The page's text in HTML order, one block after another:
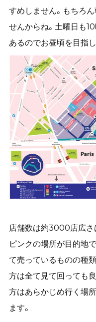
すめしません。もちろ
せんからね。土曜日も
あるのでお昼頃を目指
店舗数は約3000店広さ
ピンクの場所が目的地
て売っているものの種
方は全て見て回っても
方はあらかじめ行く場
ます。